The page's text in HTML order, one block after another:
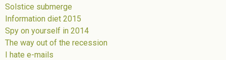
Solstice submerge
Information diet 2015
Spy on yourself in 2014
The way out of the recession
I hate e-mails